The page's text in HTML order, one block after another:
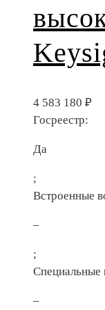
4 583 180 ₽
Госреестр:
Да
;
Встроенные
–
;
Специальные
–